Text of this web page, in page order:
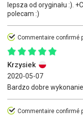
lepsza od oryginału :).
polecam :)
Commentaire confirmé
Krzysiek
2020-05-07
Bardzo dobre
Commentaire confirmé